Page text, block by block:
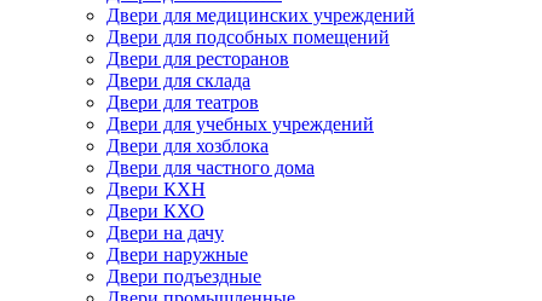
Двери для медицинских учреждений
Двери для подсобных помещений
Двери для ресторанов
Двери для склада
Двери для театров
Двери для учебных учреждений
Двери для хозблока
Двери для частного дома
Двери КХН
Двери КХО
Двери на дачу
Двери наружные
Двери подъездные